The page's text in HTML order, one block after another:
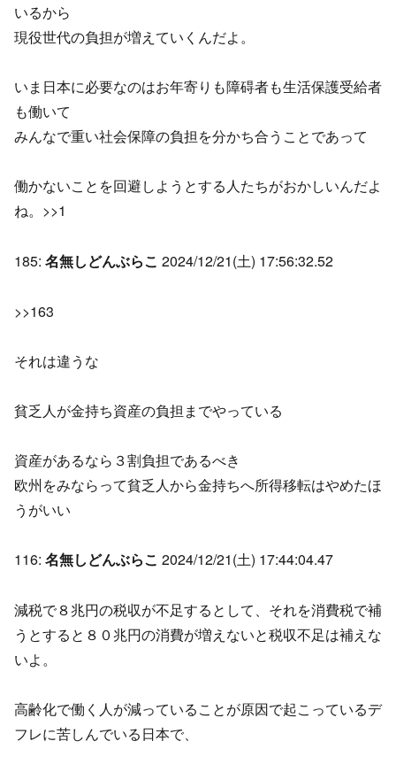
いるから
現役世代の負担が増えていくんだよ。
いま日本に必要なのはお年寄りも障碍者も生活保護受給者
も働いて
みんなで重い社会保障の負担を分かち合うことであって
働かないことを回避しようとする人たちがおかしいんだよ
ね。>>1
185: 名無しどんぶらこ 2024/12/21(土) 17:56:32.52
>>163
それは違うな
貧乏人が金持ち資産の負担までやっている
資産があるなら３割負担であるべき
欧州をみならって貧乏人から金持ちへ所得移転はやめたほ
うがいい
116: 名無しどんぶらこ 2024/12/21(土) 17:44:04.47
減税で８兆円の税収が不足するとして、それを消費税で補
うとすると８０兆円の消費が増えないと税収不足は補えな
いよ。
高齢化で働く人が減っていることが原因で起こっているデ
フレに苦しんでいる日本で、